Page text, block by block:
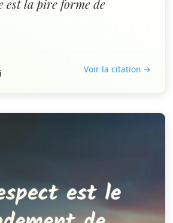
est la pire forme de
Voir la citation →